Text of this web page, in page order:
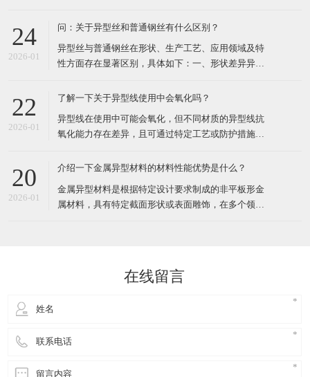
塑性，实现复杂断面的高效成形。以下从工艺原理、
详细介绍：​一、工艺原理挤压成型工艺的核心在于将
金属坯料置于挤压筒内
24
2026-01
问：关于异型丝和普通钢丝有什么区别？
​异型丝与普通钢丝在形状、生产工艺、应用领域及特
性方面存在显著区别，具体如下：​一、形状差异异型
形、三角形、三叶形、Y形、中空形等规则或复杂形
向、吸湿排汗等。普通钢丝横截面为标准圆形，形状
单一，无特殊功能设计。二
22
2026-01
了解一下关于异型线使用中会氧化吗？
​异型线在使用中可能会氧化，但不同材质的异型线抗
氧化能力存在差异，且可通过特定工艺或防护措施减
氧化特性铜异型线铜在空气中易与氧气、水分反应生
或发黑。尤其在高温环境下（如绝缘挤出工艺中的
150℃交联管道）
20
2026-01
介绍一下金属异型材料的材料性能优势是什么？
​金属异型材料是根据特定设计要求制成的非平板形金
属材料，具有特定截面形状或表面雕饰，在多个领域
型铜材导电率可达98在线留言